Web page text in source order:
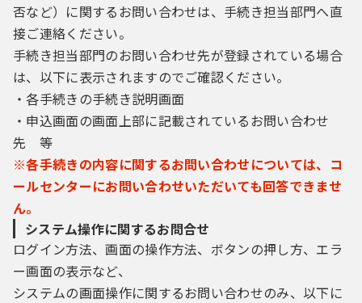
否など）に関するお問い合わせは、手続き担当部門へ直
接ご連絡ください。
手続き担当部門のお問い合わせ先が登録されている場合
は、以下に表示されますのでご確認ください。
・各手続きの手続き説明画面
・申込画面の画面上部に記載されているお問い合わせ
先 等
※各手続きの内容に関するお問い合わせについては、コ
ールセンターにお問い合わせいただいても回答できませ
ん。
システム操作に関するお問合せ
ログイン方法、画面の操作方法、ボタンの押し方、エラ
ー画面の表示など、
システムの画面操作に関するお問い合わせのみ、以下に